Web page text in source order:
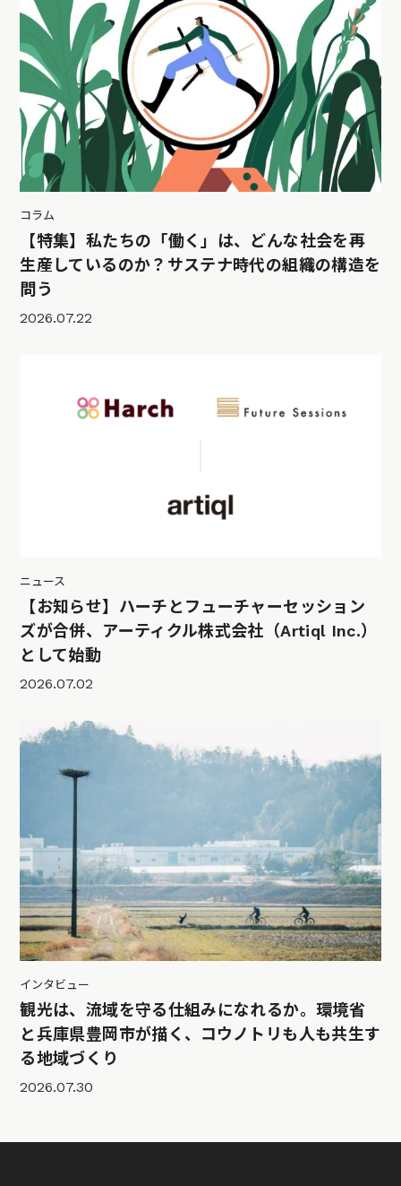
コラム
【特集】私たちの「働く」は、どんな社会を再
生産しているのか？サステナ時代の組織の構造を
問う
2026.07.22
ニュース
【お知らせ】ハーチとフューチャーセッション
ズが合併、アーティクル株式会社（Artiql Inc.）
として始動
2026.07.02
インタビュー
観光は、流域を守る仕組みになれるか。環境省
と兵庫県豊岡市が描く、コウノトリも人も共生す
る地域づくり
2026.07.30